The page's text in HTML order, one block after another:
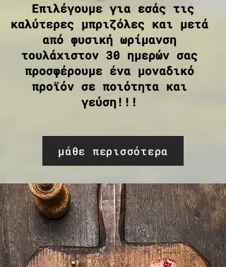
Επιλέγουμε για εσάς τις
καλύτερες μπριζόλες και μετά
από φυσική ωρίμανση
τουλάχιστον 30 ημερών σας
προσφέρουμε ένα μοναδικό
προϊόν σε ποιότητα και
γεύση!!!
μάθε περισσότερα